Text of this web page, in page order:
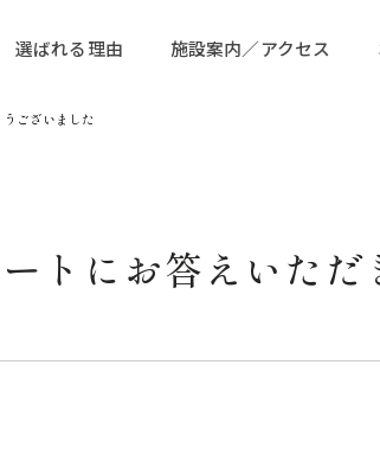
選ばれる理由 施設案内／アクセス
ございました
トにお答えいた